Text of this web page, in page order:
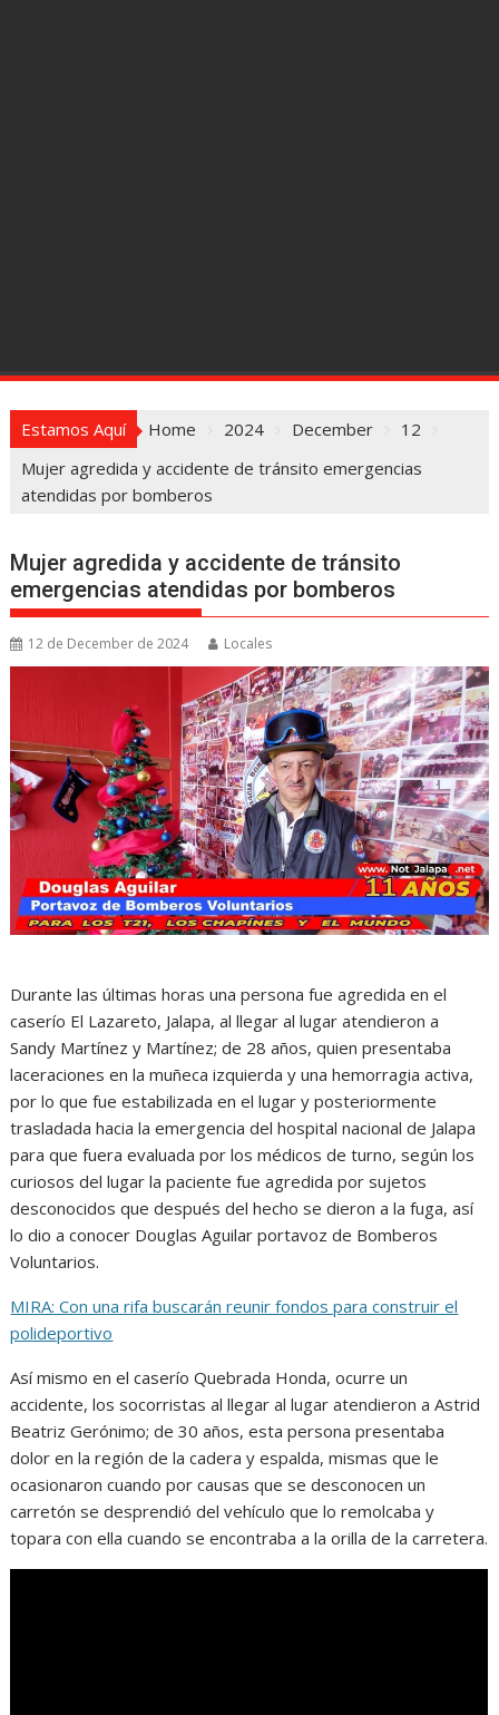
Estamos Aquí Home 2024 December
12
Mujer agredida y accidente de tránsito emergencias
atendidas por bomberos
Mujer agredida y accidente de tránsito
emergencias atendidas por bomberos
12 de December de 2024 Locales
Durante las últimas horas una persona fue agredida en el
caserío El Lazareto, Jalapa, al llegar al lugar atendieron a
Sandy Martínez y Martínez; de 28 años, quien presentaba
laceraciones en la muñeca izquierda y una hemorragia activa,
por lo que fue estabilizada en el lugar y posteriormente
trasladada hacia la emergencia del hospital nacional de Jalapa
para que fuera evaluada por los médicos de turno, según los
curiosos del lugar la paciente fue agredida por sujetos
desconocidos que después del hecho se dieron a la fuga, así
lo dio a conocer Douglas Aguilar portavoz de Bomberos
Voluntarios.
MIRA: Con una rifa buscarán reunir fondos para construir el
polideportivo
Así mismo en el caserío Quebrada Honda, ocurre un
accidente, los socorristas al llegar al lugar atendieron a Astrid
Beatriz Gerónimo; de 30 años, esta persona presentaba
dolor en la región de la cadera y espalda, mismas que le
ocasionaron cuando por causas que se desconocen un
carretón se desprendió del vehículo que lo remolcaba y
topara con ella cuando se encontraba a la orilla de la carretera.